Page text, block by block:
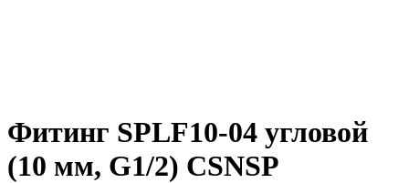
Фитинг SPLF10-04 угловой
(10 мм, G1/2) CSNSP